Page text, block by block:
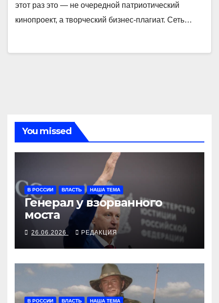
этот раз это — не очередной патриотический
кинопроект, а творческий бизнес-плагиат. Сеть…
You missed
В РОССИИ ВЛАСТЬ НАША ТЕМА
Генерал у взорванного
моста
26.06.2026 РЕДАКЦИЯ
В РОССИИ ВЛАСТЬ НАША ТЕМА